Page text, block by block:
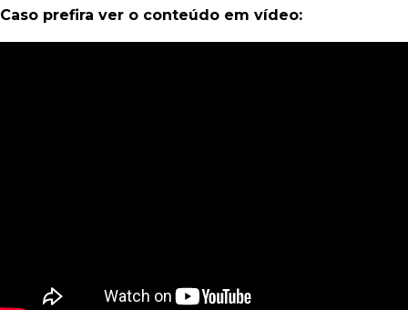
Caso prefira ver o conteúdo em vídeo: